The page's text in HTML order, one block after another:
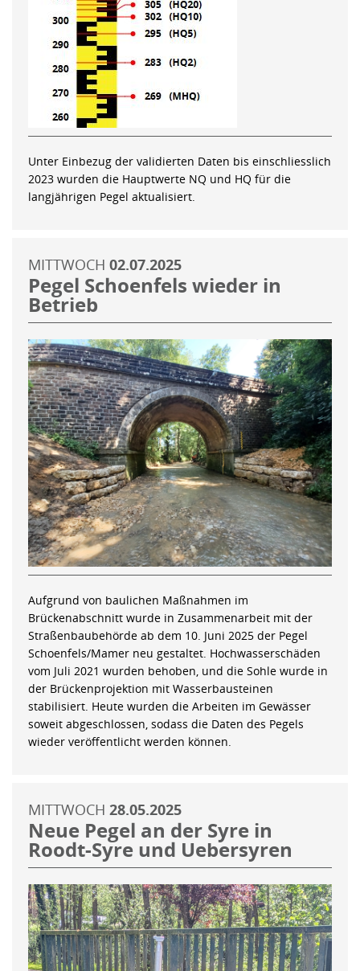
Unter Einbezug der validierten Daten bis einschliesslich
2023 wurden die Hauptwerte NQ und HQ für die
langjährigen Pegel aktualisiert.
MITTWOCH 02.07.2025
Pegel Schoenfels wieder in
Betrieb
Aufgrund von baulichen Maßnahmen im
Brückenabschnitt wurde in Zusammenarbeit mit der
Straßenbaubehörde ab dem 10. Juni 2025 der Pegel
Schoenfels/Mamer neu gestaltet. Hochwasserschäden
vom Juli 2021 wurden behoben, und die Sohle wurde in
der Brückenprojektion mit Wasserbausteinen
stabilisiert. Heute wurden die Arbeiten im Gewässer
soweit abgeschlossen, sodass die Daten des Pegels
wieder veröffentlicht werden können.
MITTWOCH 28.05.2025
Neue Pegel an der Syre in
Roodt-Syre und Uebersyren